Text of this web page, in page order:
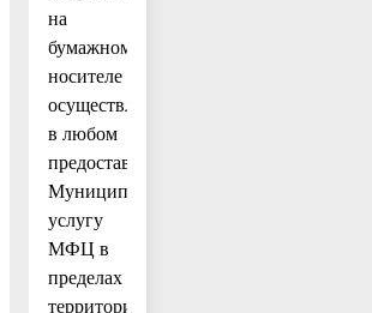
на
бумажном
носителе
осуществляется
в любом
предоставляющем
Муниципальную
услугу
МФЦ в
пределах
территории